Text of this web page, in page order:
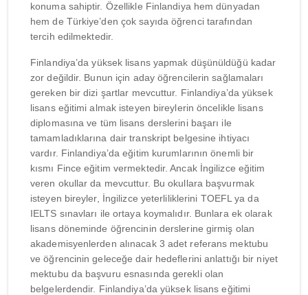
konuma sahiptir. Özellikle Finlandiya hem dünyadan
hem de Türkiye’den çok sayıda öğrenci tarafından
tercih edilmektedir.
Finlandiya’da yüksek lisans yapmak düşünüldüğü kadar
zor değildir. Bunun için aday öğrencilerin sağlamaları
gereken bir dizi şartlar mevcuttur. Finlandiya’da yüksek
lisans eğitimi almak isteyen bireylerin öncelikle lisans
diplomasına ve tüm lisans derslerini başarı ile
tamamladıklarına dair transkript belgesine ihtiyacı
vardır. Finlandiya’da eğitim kurumlarının önemli bir
kısmı Fince eğitim vermektedir. Ancak İngilizce eğitim
veren okullar da mevcuttur. Bu okullara başvurmak
isteyen bireyler, İngilizce yeterliliklerini TOEFL ya da
IELTS sınavları ile ortaya koymalıdır. Bunlara ek olarak
lisans döneminde öğrencinin derslerine girmiş olan
akademisyenlerden alınacak 3 adet referans mektubu
ve öğrencinin geleceğe dair hedeflerini anlattığı bir niyet
mektubu da başvuru esnasında gerekli olan
belgelerdendir. Finlandiya’da yüksek lisans eğitimi